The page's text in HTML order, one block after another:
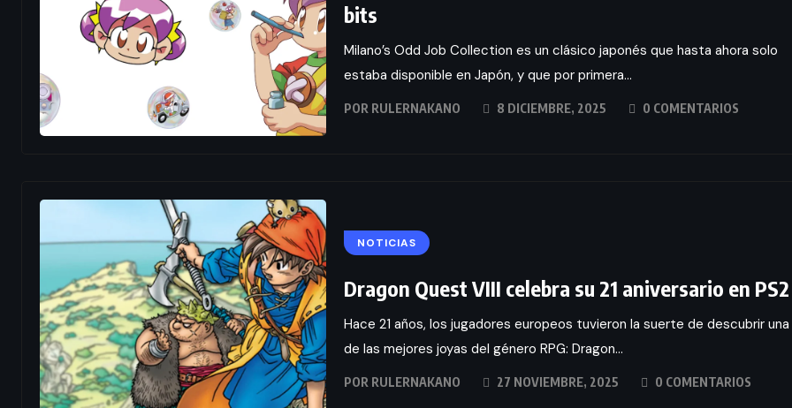
bits
Milano’s Odd Job Collection es un clásico japonés que hasta ahora solo
estaba disponible en Japón, y que por primera...
POR RULERNAKANO 8 DICIEMBRE, 2025 0 COMENTARIOS
NOTICIAS
Dragon Quest VIII celebra su 21 aniversario en PS2
Hace 21 años, los jugadores europeos tuvieron la suerte de descubrir una
de las mejores joyas del género RPG: Dragon...
POR RULERNAKANO 27 NOVIEMBRE, 2025 0 COMENTARIOS